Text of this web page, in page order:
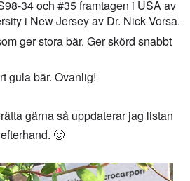
34 och #35 framtagen i USA av
i New Jersey av Dr. Nick Vorsa.
ger stora bär. Ger skörd snabbt
gula bär. Ovanlig!
gärna så uppdaterar jag listan
efterhand. 🙂